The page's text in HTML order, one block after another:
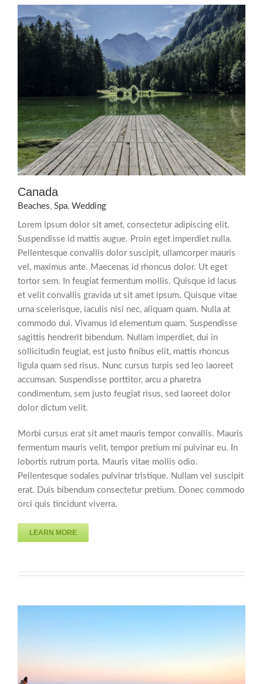
Canada
Beaches, Spa, Wedding
Lorem ipsum dolor sit amet, consectetur adipiscing elit.
Suspendisse id mattis augue. Proin eget imperdiet nulla.
Pellentesque convallis dolor suscipit, ullamcorper mauris
vel, maximus ante. Maecenas id rhoncus dolor. Ut eget
tortor sem. In feugiat fermentum mollis. Quisque id lacus
et velit convallis gravida ut sit amet ipsum. Quisque vitae
urna scelerisque, iaculis nisi nec, aliquam quam. Nulla at
commodo dui. Vivamus id elementum quam. Suspendisse
sagittis hendrerit bibendum. Nullam imperdiet, dui in
sollicitudin feugiat, est justo finibus elit, mattis rhoncus
ligula quam sed risus. Nunc cursus turpis sed leo laoreet
accumsan. Suspendisse porttitor, arcu a pharetra
condimentum, sem justo feugiat risus, sed laoreet dolor
dolor dictum velit.
Morbi cursus erat sit amet mauris tempor convallis. Mauris
fermentum mauris velit, tempor pretium mi pulvinar eu. In
lobortis rutrum porta. Mauris vitae mollis odio.
Pellentesque sodales pulvinar tristique. Nullam vel suscipit
erat. Duis bibendum consectetur pretium. Donec commodo
orci quis tincidunt viverra.
LEARN MORE